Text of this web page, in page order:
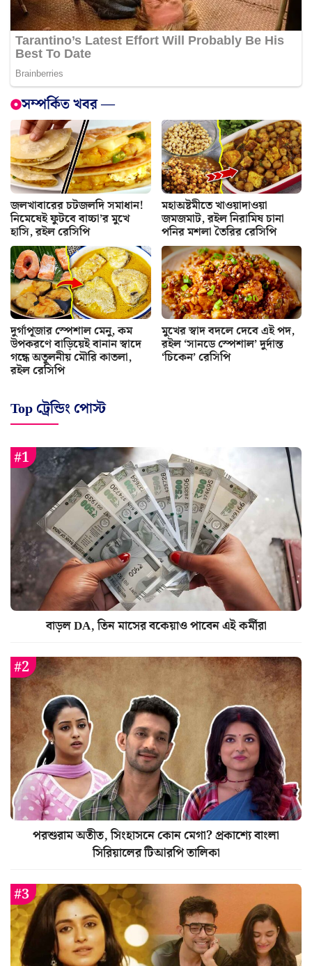
সম্পর্কিত খবর —
জলখাবারের চটজলদি সমাধান!
নিমেষেই ফুটবে বাচ্চা’র মুখে
হাসি, রইল রেসিপি
মহাঅষ্টমীতে খাওয়াদাওয়া
জমজমাট, রইল নিরামিষ চানা
পনির মশলা তৈরির রেসিপি
দুর্গাপূজার স্পেশাল মেনু, কম
উপকরণে বাড়িয়েই বানান স্বাদে
গন্ধে অতুলনীয় মৌরি কাতলা,
রইল রেসিপি
মুখের স্বাদ বদলে দেবে এই পদ,
রইল ‘সানডে স্পেশাল’ দুর্দান্ত
‘চিকেন’ রেসিপি
Top ট্রেন্ডিং পোস্ট
বাড়ল DA, তিন মাসের বকেয়াও পাবেন এই কর্মীরা
পরশুরাম অতীত, সিংহাসনে কোন মেগা? প্রকাশ্যে বাংলা
সিরিয়ালের টিআরপি তালিকা